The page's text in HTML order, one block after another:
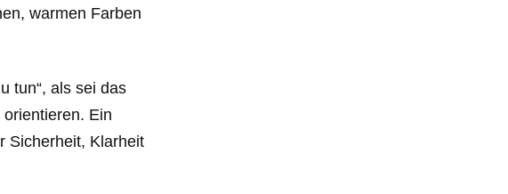
warmen Farben
tun“, als sei das
Ein
Sicherheit, Klarheit